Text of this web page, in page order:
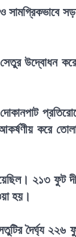
সামগ্রিকভাবে
উদ্বোধন
করে
২১৩ ফুট
হয়।
দৈর্ঘ্য ২২৬